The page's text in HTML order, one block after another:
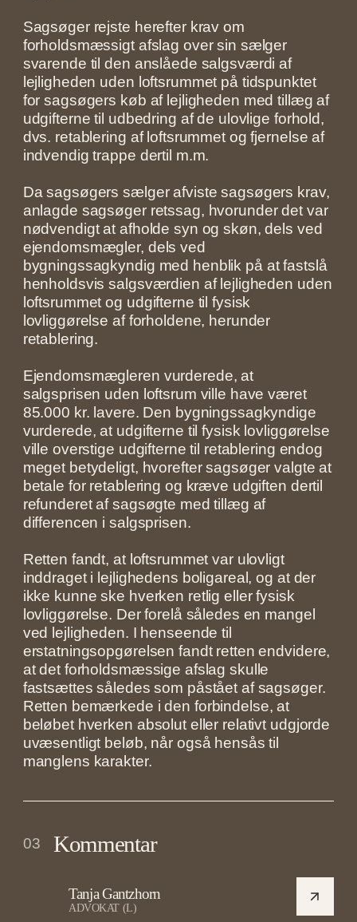
Sagsøger rejste herefter krav om
forholdsmæssigt afslag over sin sælger
svarende til den anslåede salgsværdi af
lejligheden uden loftsrummet på tidspunktet
for sagsøgers køb af lejligheden med tillæg af
udgifterne til udbedring af de ulovlige forhold,
dvs. retablering af loftsrummet og fjernelse af
indvendig trappe dertil m.m.
Da sagsøgers sælger afviste sagsøgers krav,
anlagde sagsøger retssag, hvorunder det var
nødvendigt at afholde syn og skøn, dels ved
ejendomsmægler, dels ved
bygningssagkyndig med henblik på at fastslå
henholdsvis salgsværdien af lejligheden uden
loftsrummet og udgifterne til fysisk
lovliggørelse af forholdene, herunder
retablering.
Ejendomsmægleren vurderede, at
salgsprisen uden loftsrum ville have været
85.000 kr. lavere. Den bygningssagkyndige
vurderede, at udgifterne til fysisk lovliggørelse
ville overstige udgifterne til retablering endog
meget betydeligt, hvorefter sagsøger valgte at
betale for retablering og kræve udgiften dertil
refunderet af sagsøgte med tillæg af
differencen i salgsprisen.
Retten fandt, at loftsrummet var ulovligt
inddraget i lejlighedens boligareal, og at der
ikke kunne ske hverken retlig eller fysisk
lovliggørelse. Der forelå således en mangel
ved lejligheden. I henseende til
erstatningsopgørelsen fandt retten endvidere,
at det forholdsmæssige afslag skulle
fastsættes således som påstået af sagsøger.
Retten bemærkede i den forbindelse, at
beløbet hverken absolut eller relativt udgjorde
uvæsentligt beløb, når også hensås til
manglens karakter.
03 Kommentar
Tanja Gantzhorn
ADVOKAT (L)